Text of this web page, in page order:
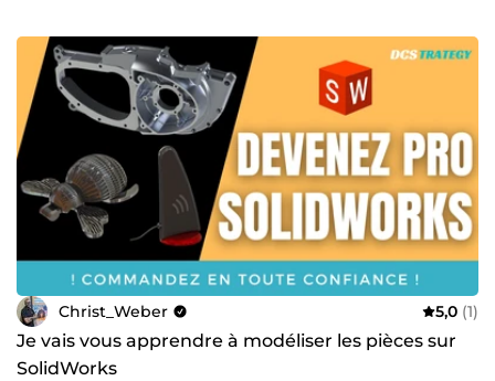
Christ_Weber 5,0 (1)
Je vais vous apprendre à modéliser les pièces sur
SolidWorks